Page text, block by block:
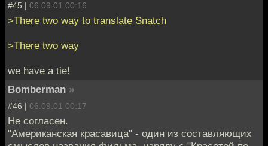
#45 | 06.09.01 00:16
>There two way to translate Snatch
>There two way
we have a tie!
Bomberman »
#46 | 06.09.01 00:17
Не согласен.
"Американская красавица" - один из составляющих